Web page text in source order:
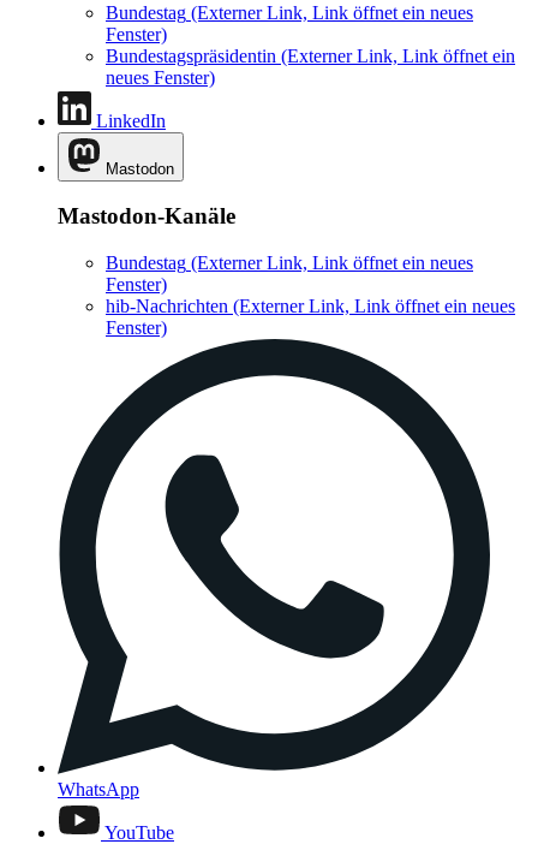
Bundestag (Externer Link, Link öffnet ein neues
Fenster)
Bundestagspräsidentin (Externer Link, Link öffnet ein
neues Fenster)
LinkedIn
Mastodon
Mastodon-Kanäle
Bundestag (Externer Link, Link öffnet ein neues
Fenster)
hib-Nachrichten (Externer Link, Link öffnet ein neues
Fenster)
WhatsApp
YouTube